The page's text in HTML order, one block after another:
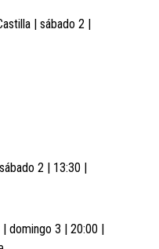
| sábado 2 |
2 | 13:30 |
domingo 3 | 20:00 |